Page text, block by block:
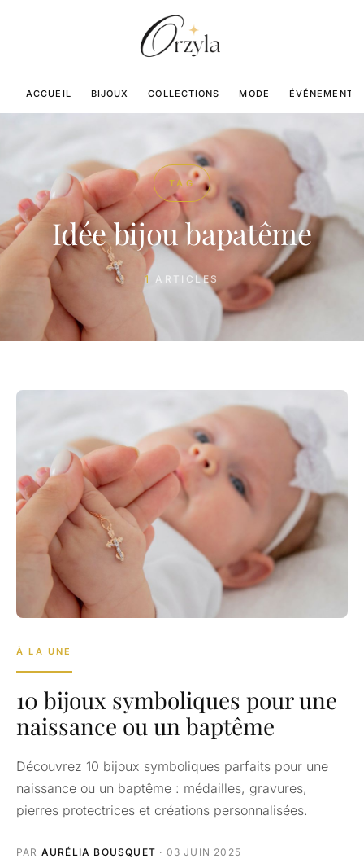
ACCUEIL BIJOUX COLLECTIONS MODE ÉVÉNEMENTS
TAG
Idée bijou bapatême
1 ARTICLES
À LA UNE
10 bijoux symboliques pour une
naissance ou un baptême
Découvrez 10 bijoux symboliques parfaits pour une
naissance ou un baptême : médailles, gravures,
pierres protectrices et créations personnalisées.
PAR AURÉLIA BOUSQUET · 03 JUIN 2025